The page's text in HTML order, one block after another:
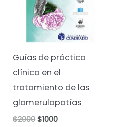
Guías de práctica
clínica en el
tratamiento de las
glomerulopatías
$2000El
$1000El